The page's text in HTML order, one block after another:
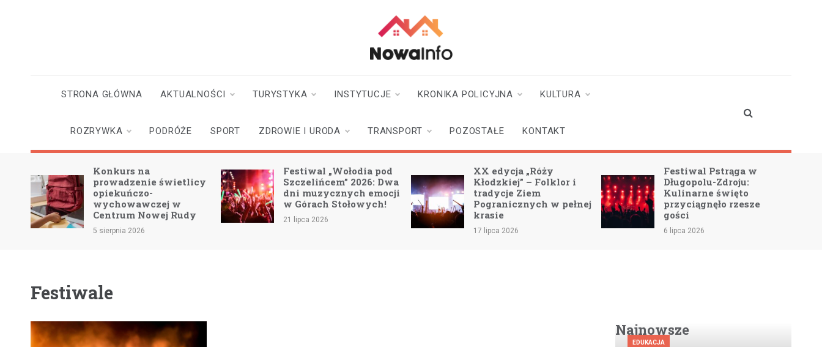
STRONA GŁÓWNA AKTUALNOŚCI TURYSTYKA INSTYTUCJE KRONIKA POLICYJNA KULTURA
ROZRYWKA PODRÓŻE SPORT ZDROWIE I URODA TRANSPORT POZOSTAŁE KONTAKT
Konkurs na
prowadzenie świetlicy
opiekuńczo-
wychowawczej w
Centrum Nowej Rudy
5 sierpnia 2026
Festiwal „Wołodia pod
Szczelińcem” 2026: Dwa
dni muzycznych emocji
w Górach Stołowych!
21 lipca 2026
XX edycja „Róży
Kłodzkiej” – Folklor i
tradycje Ziem
Pogranicznych w pełnej
krasie
17 lipca 2026
Festiwal Pstrąga w
Długopolu-Zdroju:
Kulinarne święto
przyciągnęło rzesze
gości
6 lipca 2026
Festiwale
Najnowsze
EDUKACJA